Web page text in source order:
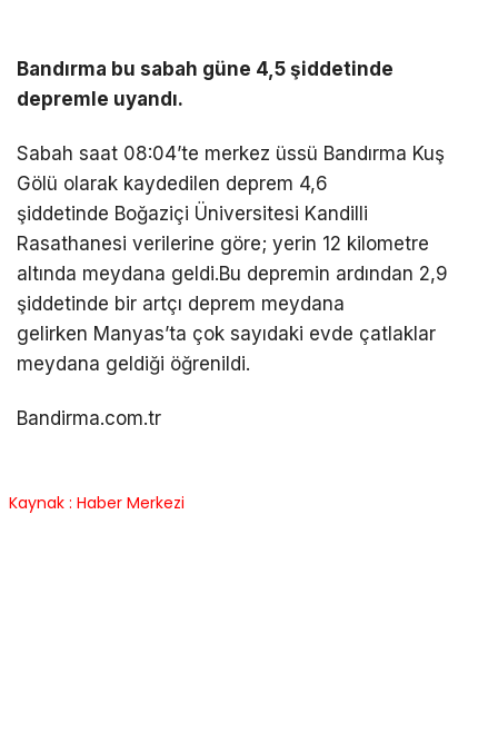
Bandırma bu sabah güne 4,5 şiddetinde
depremle uyandı.
Sabah saat 08:04’te merkez üssü Bandırma Kuş
Gölü olarak kaydedilen deprem 4,6
şiddetinde Boğaziçi Üniversitesi Kandilli
Rasathanesi verilerine göre; yerin 12 kilometre
altında meydana geldi.Bu depremin ardından 2,9
şiddetinde bir artçı deprem meydana
gelirken Manyas’ta çok sayıdaki evde çatlaklar
meydana geldiği öğrenildi.
Bandirma.com.tr
Kaynak : Haber Merkezi